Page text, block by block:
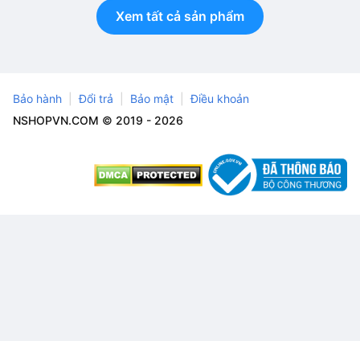
Xem tất cả sản phẩm
Bảo hành Đổi trả Bảo mật
Điều khoản
NSHOPVN.COM © 2019 - 2026